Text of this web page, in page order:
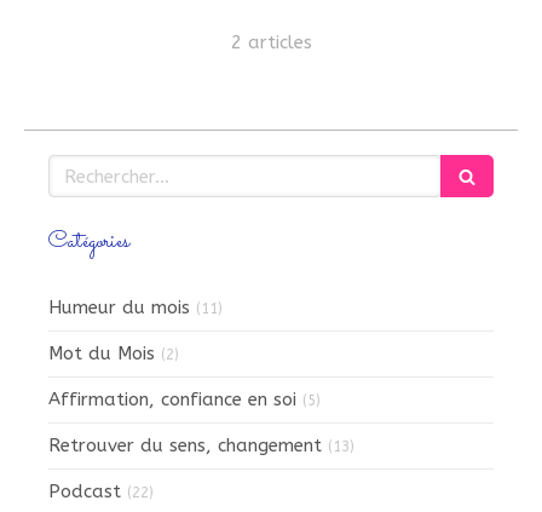
2 articles
Rechercher
Catégories
Humeur du mois (11)
Mot du Mois (2)
Affirmation, confiance en soi (5)
Retrouver du sens, changement (13)
Podcast (22)